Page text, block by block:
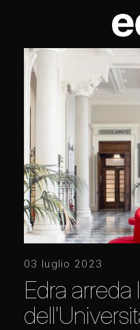
03 luglio 2023
Edra arreda